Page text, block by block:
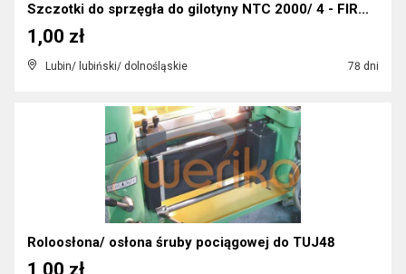
Szczotki do sprzęgła do gilotyny NTC 2000/ 4 - FIR...
Lubin/ lubiński/ dolnośląskie 78 dni
1,00 zł
Roloosłona/ osłona śruby pociągowej do TUJ48
1,00 zł